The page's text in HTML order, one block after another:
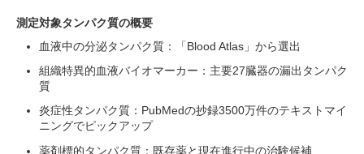
測定対象タンパク質の概要
血液中の分泌タンパク質：「Blood Atlas」から選出
組織特異的血液バイオマーカー：主要27臓器の漏出タンパク
質
炎症性タンパク質：PubMedの抄録3500万件のテキストマイ
ニングでピックアップ
薬剤標的タンパク質：既存薬と現在進行中の治験候補